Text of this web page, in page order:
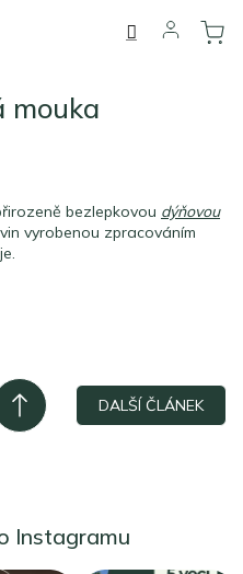
mouka
bezlepkovou dýňovou
vyrobenou zpracováním
DALŠÍ ČLÁNEK
Instagramu